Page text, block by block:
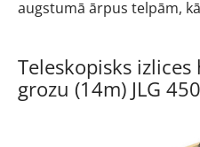
augstumā ārpus telpām,
Teleskopisks
grozu (14m) JLG